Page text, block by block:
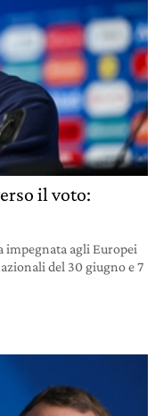
il voto:
impegnata agli Europei
del 30 giugno e 7